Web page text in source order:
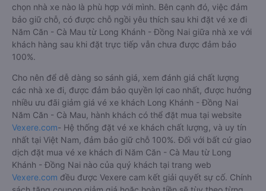
chọn nhà xe nào là phù hợp với mình. Bên cạnh đó, việc đảm
bảo giữ chỗ, có được chỗ ngồi yêu thích sau khi đặt vé xe đi
Năm Căn - Cà Mau từ Long Khánh - Đồng Nai giữa nhà xe với
khách hàng sau khi đặt trực tiếp vẫn chưa được đảm bảo
100%.
Cho nên để dễ dàng so sánh giá, xem đánh giá chất lượng
các nhà xe đi, được đảm bảo quyền lợi cao nhất, được hưởng
nhiều ưu đãi giảm giá vé xe khách Long Khánh - Đồng Nai
Năm Căn - Cà Mau, hành khách có thể đặt mua tại website
Vexere.com- Hệ thống đặt vé xe khách chất lượng, và uy tín
nhất tại Việt Nam, đảm bảo giữ chỗ 100%. Đối với bất cứ giao
dịch đặt mua vé xe khách đi Năm Căn - Cà Mau từ Long
Khánh - Đồng Nai nào của quý khách tại trang web
Vexere.com đều được Vexere cam kết giải quyết sự cố. Chính